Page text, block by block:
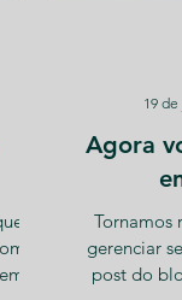
Agora
Tornamos
gerenciar
post do
19